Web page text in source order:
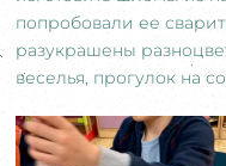
попробовали ее
разукрашены
веселья, прогулок на